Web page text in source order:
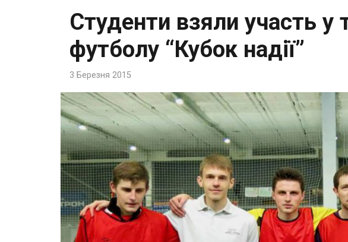
Студенти взяли участь у
футболу “Кубок надії”
3 Березня 2015